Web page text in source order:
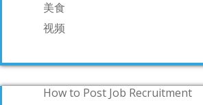
美食
视频
How to Post Job Recruitment